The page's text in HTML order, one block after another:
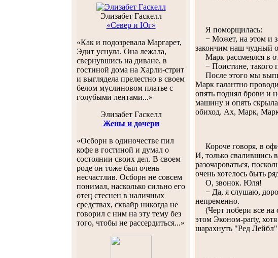
Элизабет Гаскелл
«Север и Юг»
«Как и подозревала Маргарет,
Эдит уснула. Она лежала,
свернувшись на диване, в
гостиной дома на Харли-стрит
и выглядела прелестно в своем
белом муслиновом платье с
голубыми лентами...»
Элизабет Гаскелл
Жены и дочери
«Осборн в одиночестве пил
кофе в гостиной и думал о
состоянии своих дел. В своем
роде он тоже был очень
несчастлив. Осборн не совсем
понимал, насколько сильно его
отец стеснен в наличных
средствах, сквайр никогда не
говорил с ним на эту тему без
того, чтобы не рассердиться...»
Я поморщилась:
− Может, на этом и
закончим наш чудный
Марк рассмеялся в
− Поистине, такого
После этого мы
Марк галантно
опять поднял брови и
машину и опять
обиход. Ах, Марк,
Короче говоря, в
И, только свалившись
разочароваться,
очень хотелось быть
О, звонок. Юля!
− Да, я слушаю,
непременно.
(Черт побери все на
этом Эконом-partу,
шарахнуть "Ред